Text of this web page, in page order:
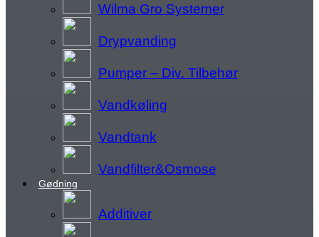
Wilma Gro Systemer
Drypvanding
Pumper – Div. Tilbehør
Vandkøling
Vandtank
Vandfilter&Osmose
Gødning
Additiver